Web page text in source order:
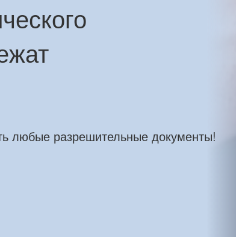
любые разрешительные документы!